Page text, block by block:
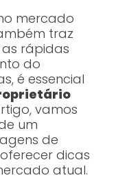
mercado
traz
rápidas
do
é essencial
vamos
um
de
dicas
atual.